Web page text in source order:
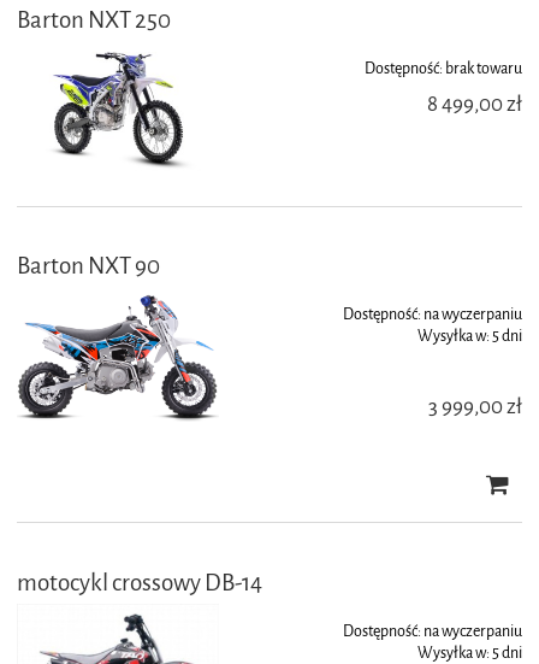
Barton NXT 250
Dostępność: brak towaru
8 499,00 zł
Barton NXT 90
Dostępność: na wyczerpaniu
Wysyłka w:5 dni
3 999,00 zł
motocykl crossowy DB-14
Dostępność: na wyczerpaniu
Wysyłka w:5 dni